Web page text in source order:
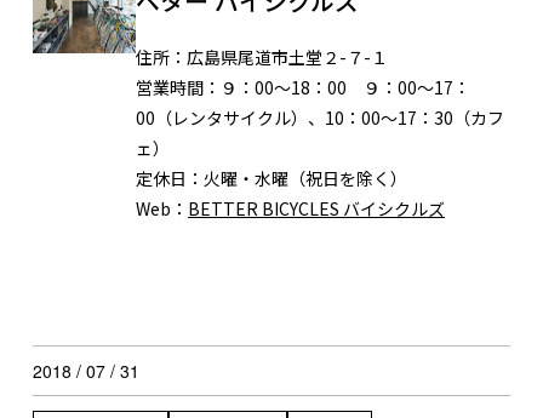
住所： 広島県尾道市土堂２-７-１
営業時間： ９：00〜18：00 ９：00〜17：
00（レンタサイクル）、10：00〜17：30（カフ
ェ）
定休日： 火曜・水曜（祝日を除く）
Web： BETTER BICYCLES バイシクルズ
2018 / 07 / 31